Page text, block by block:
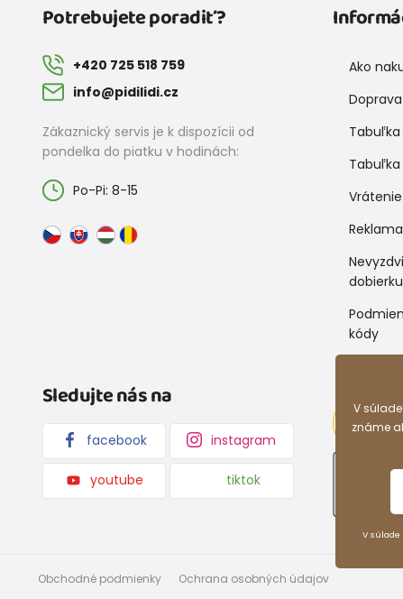
Potrebujete poradiť?
+420 725 518 759
info@pidilidi.cz
Zákaznický servis je k dispozícii od
pondelka do piatku v hodinách:
Po-Pi: 8-15
Ako
dobierku
kódy
Sledujte nás na
facebook instagram
youtube tiktok
Obchodné podmienky Ochrana osobných údajov
V
známe
V súlade